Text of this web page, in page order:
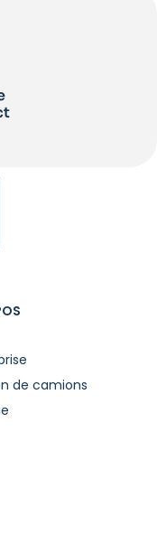
de camions